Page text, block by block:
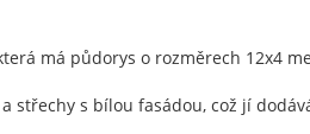
má půdorys o rozměrech 12x4
s bílou fasádou, což jí